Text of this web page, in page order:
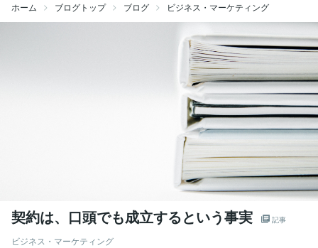
ホーム ブログトップ ブログ ビジネス・マーケティング
契約は、口頭でも成立するという事実 記事
ビジネス・マーケティング